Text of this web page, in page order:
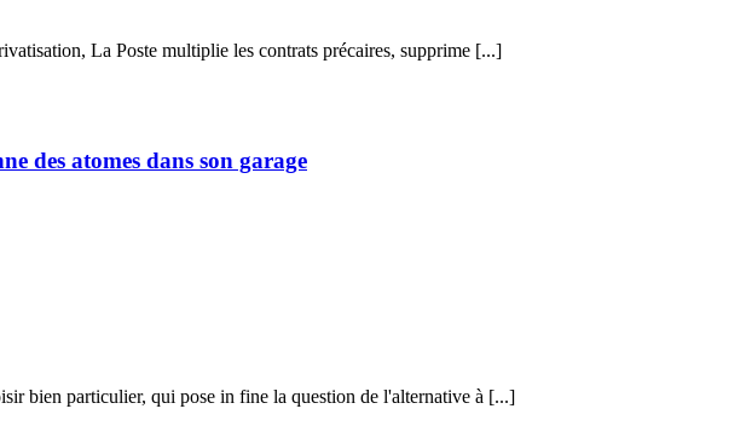
La Poste multiplie les contrats précaires, supprime [...]
des atomes dans son garage
bien particulier, qui pose in fine la question de l'alternative à [...]